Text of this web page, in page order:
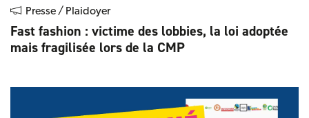
Presse / Plaidoyer
Fast fashion : victime des lobbies, la loi adoptée
mais fragilisée lors de la CMP